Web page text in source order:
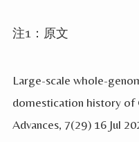
注1 ：原文
Large-scale whole-
domestication history of
Advances, 7(29) 16 Jul